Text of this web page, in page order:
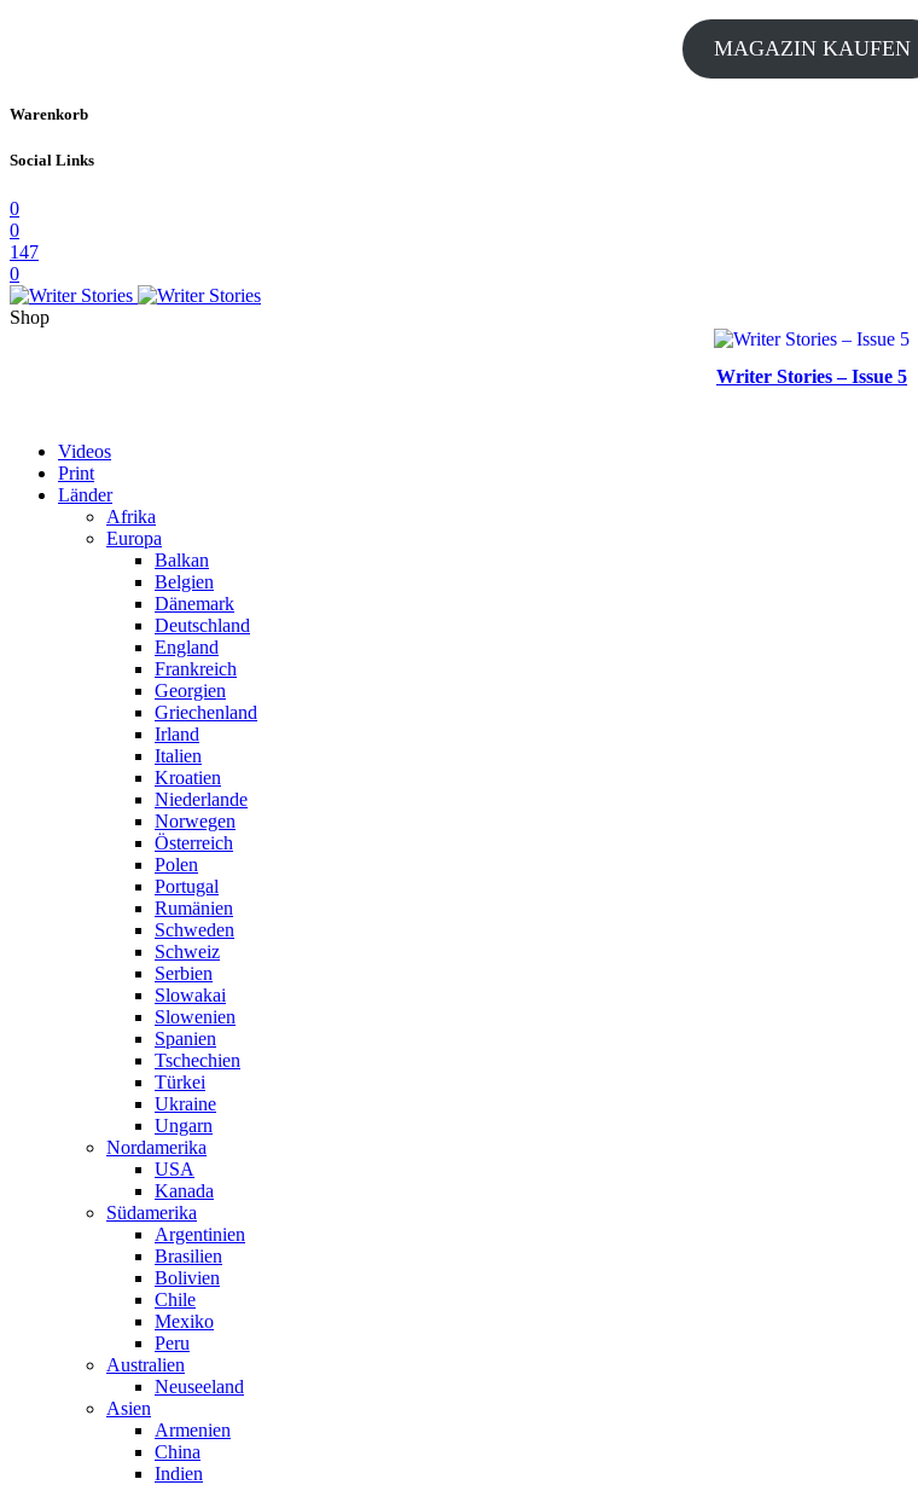
MAGAZIN KAUFEN
Warenkorb
Social Links
0
0
147
0
Shop
Writer Stories – Issue 5
Videos
Print
Länder
Afrika
Europa
Balkan
Belgien
Dänemark
Deutschland
England
Frankreich
Georgien
Griechenland
Irland
Italien
Kroatien
Niederlande
Norwegen
Österreich
Polen
Portugal
Rumänien
Schweden
Schweiz
Serbien
Slowakai
Slowenien
Spanien
Tschechien
Türkei
Ukraine
Ungarn
Nordamerika
USA
Kanada
Südamerika
Argentinien
Brasilien
Bolivien
Chile
Mexiko
Peru
Australien
Neuseeland
Asien
Armenien
China
Indien